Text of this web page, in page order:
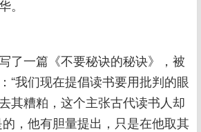
。
了一篇《不要秘诀的秘诀》，被
“我们现在提倡读书要用批判的眼
其糟粕，这个主张古代读书人却
，他有胆量提出，只是在他取其